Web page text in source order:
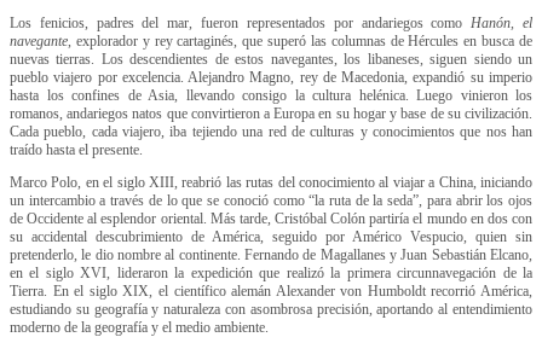
Los fenicios, padres del mar, fueron representados por andariegos como Hanón, el
navegante , explorador y rey cartaginés, que superó las columnas de Hércules en busca de
nuevas tierras. Los descendientes de estos navegantes, los libaneses, siguen siendo un
pueblo viajero por excelencia. Alejandro Magno, rey de Macedonia, expandió su imperio
hasta los confines de Asia, llevando consigo la cultura helénica. Luego vinieron los
romanos, andariegos natos que convirtieron a Europa en su hogar y base de su civilización.
Cada pueblo, cada viajero, iba tejiendo una red de culturas y conocimientos que nos han
traído hasta el presente.
Marco Polo, en el siglo XIII, reabrió las rutas del conocimiento al viajar a China, iniciando
un intercambio a través de lo que se conoció como “la ruta de la seda”, para abrir los ojos
de Occidente al esplendor oriental. Más tarde, Cristóbal Colón partiría el mundo en dos con
su accidental descubrimiento de América, seguido por Américo Vespucio, quien sin
pretenderlo, le dio nombre al continente. Fernando de Magallanes y Juan Sebastián Elcano,
en el siglo XVI, lideraron la expedición que realizó la primera circunnavegación de la
Tierra. En el siglo XIX, el científico alemán Alexander von Humboldt recorrió América,
estudiando su geografía y naturaleza con asombrosa precisión, aportando al entendimiento
moderno de la geografía y el medio ambiente.